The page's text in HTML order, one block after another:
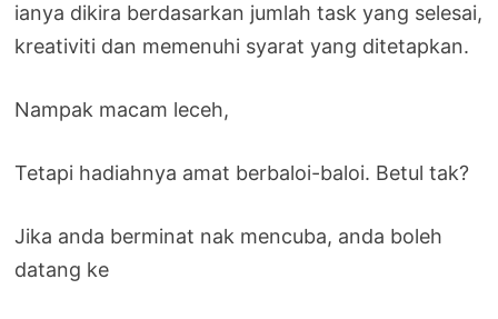
ianya dikira berdasarkan jumlah task yang selesai,
kreativiti dan memenuhi syarat yang ditetapkan.
Nampak macam leceh,
Tetapi hadiahnya amat berbaloi-baloi. Betul tak?
Jika anda berminat nak mencuba, anda boleh
datang ke